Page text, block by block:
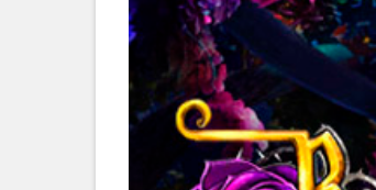
КВЕСТ
КАК СКАЧАТЬ
НОВОСТИ